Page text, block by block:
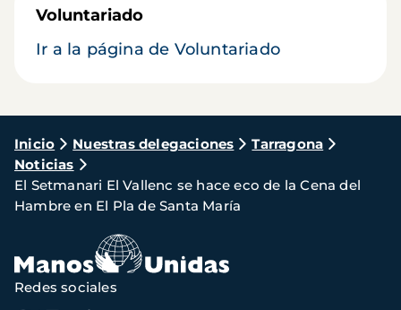
Voluntariado
Ir a la página de Voluntariado
Ruta
de
navegación
Inicio Nuestras delegaciones
Tarragona
Noticias
El Setmanari El Vallenc se hace eco de la Cena del
Hambre en El Pla de Santa María
Redes sociales